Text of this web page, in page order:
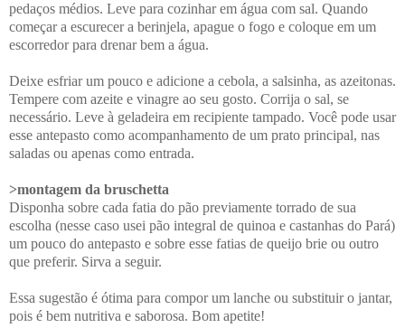
pedaços médios. Leve para cozinhar em água com sal. Quando
começar a escurecer a berinjela, apague o fogo e coloque em um
escorredor para drenar bem a água.
Deixe esfriar um pouco e adicione a cebola, a salsinha, as azeitonas.
Tempere com azeite e vinagre ao seu gosto. Corrija o sal, se
necessário. Leve à geladeira em recipiente tampado. Você pode usar
esse antepasto como acompanhamento de um prato principal, nas
saladas ou apenas como entrada.
>montagem da bruschetta
Disponha sobre cada fatia do pão previamente torrado de sua
escolha (nesse caso usei pão integral de quinoa e castanhas do Pará)
um pouco do antepasto e sobre esse fatias de queijo brie ou outro
que preferir. Sirva a seguir.
Essa sugestão é ótima para compor um lanche ou substituir o jantar,
pois é bem nutritiva e saborosa. Bom apetite!